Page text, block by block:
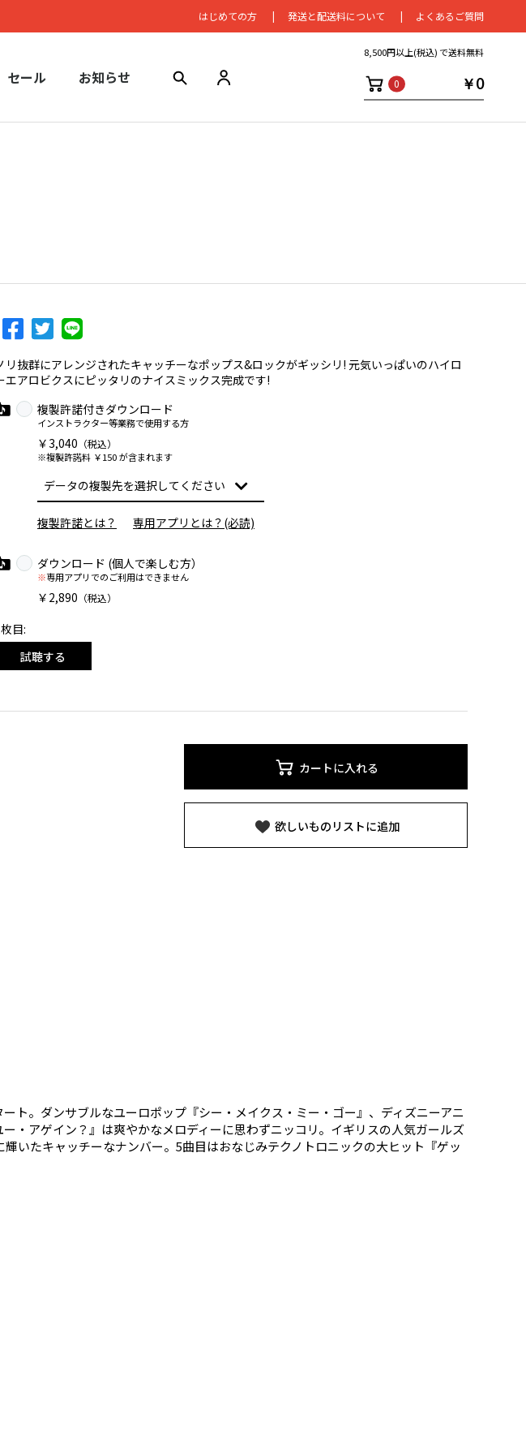
はじめての⽅ 発送と配送料について よくあるご質問
セール お知らせ
8,500円以上(税込) で送料無料
0 ￥0
リ抜群にアレンジされたキャッチーなポップス&ロックがギッシリ! 元気いっぱいのハイロ
エアロビクスにピッタリのナイスミックス完成です!
複製許諾付きダウンロード
インストラクター等業務で使用する方
￥3,040 （税込）
※複製許諾料 ￥150 が含まれます
複製許諾とは？ 専用アプリとは？(必読)
ダウンロード (個人で楽しむ方）
※専用アプリでのご利用はできません
￥2,890 （税込）
目:
試聴する
カートに入れる
欲しいものリストに追加
ト。ダンサブルなユーロポップ『シー・メイクス・ミー・ゴー』、ディズニーアニ
・アゲイン？』は爽やかなメロディーに思わずニッコリ。イギリスの人気ガールズ
いたキャッチーなナンバー。5曲目はおなじみテクノトロニックの大ヒット『ゲッ
のリード・ヴォーカル、ネイト・ルイスが共演した『ジャスト・ギヴ・ミー・
イのどちらでもノリノリ間違いなしです！ 後半はロックテイストのヒット曲が
ンエイジ・キックス）』のヤングパワーは最高～！！ このCDがあれば元気◎の